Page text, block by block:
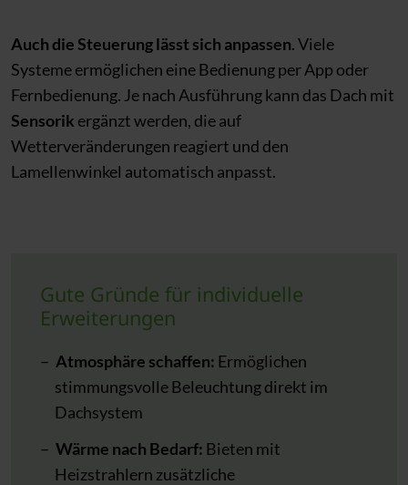
Auch die Steuerung lässt sich anpassen. Viele
Systeme ermöglichen eine Bedienung per App oder
Fernbedienung. Je nach Ausführung kann das Dach mit
Sensorik ergänzt werden, die auf
Wetterveränderungen reagiert und den
Lamellenwinkel automatisch anpasst.
Gute Gründe für individuelle
Erweiterungen
Atmosphäre schaffen: Ermöglichen
stimmungsvolle Beleuchtung direkt im
Dachsystem
Wärme nach Bedarf: Bieten mit
Heizstrahlern zusätzliche